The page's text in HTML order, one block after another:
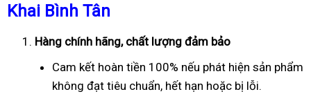
Khai Bình Tân
Hàng chính hãng, chất lượng đảm bảo
Cam kết hoàn tiền 100% nếu phát hiện sản phẩm
không đạt tiêu chuẩn, hết hạn hoặc bị lỗi.